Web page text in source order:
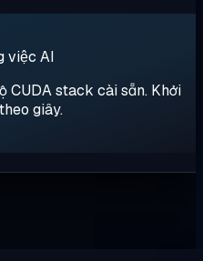
việc AI
CUDA stack cài sẵn. Khởi
giây.